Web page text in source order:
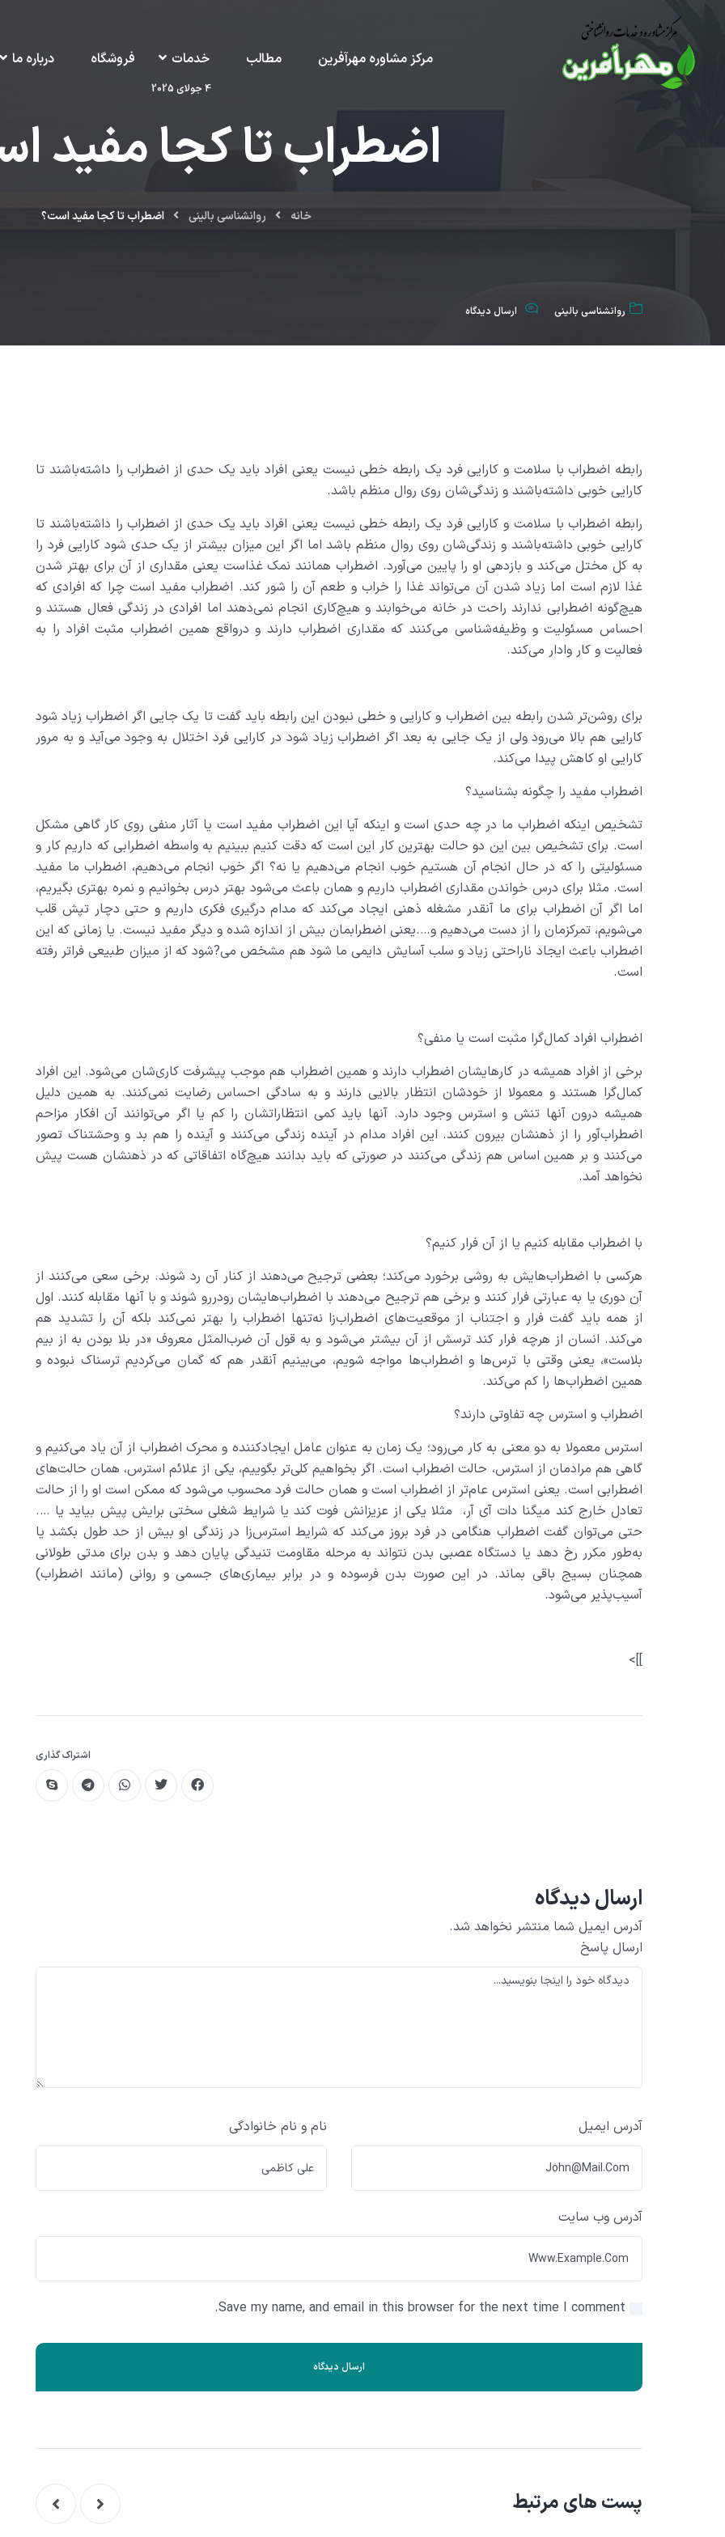
مرکز مشاوره مهرآفرین مطالب خدمات فروشگاه درباره ما
4 جولای 2025
اضطراب تا کجا مفيد
خانه روانشناسی بالینی اضطراب تا کجا مفيد است؟
روانشناسی بالینی ارسال دیدگاه
رابطه اضطراب با سلامت و کارايي فرد يک رابطه خطي نيست يعني افراد بايد يک حدي از اضطراب را داشته‌باشند تا
کارايي خوبي داشته‌باشند و زندگي‌شان روي روال منظم باشد.
رابطه اضطراب با سلامت و کارايي فرد يک رابطه خطي نيست يعني افراد بايد يک حدي از اضطراب را داشته‌باشند تا
کارايي خوبي داشته‌باشند و زندگي‌شان روي روال منظم باشد اما اگر اين ميزان بيشتر از يک حدي شود کارايي فرد را
به کل مختل مي‌کند و بازدهي او را پايين مي‌آورد.‌ اضطراب همانند نمک غذاست يعني مقداري از آن براي بهتر شدن
غذا لازم است اما زياد شدن آن مي‌تواند غذا را خراب و طعم آن را شور کند. اضطراب مفيد است چرا که افرادي که
هيچ‌گونه اضطرابي ندارند راحت در خانه مي‌خوابند و هيچ‌کاري انجام نمي‌دهند اما افرادي در زندگي فعال هستند و
احساس مسئوليت و وظيفه‌شناسي مي‌کنند که مقداري اضطراب دارند و درواقع همين اضطراب مثبت افراد را به
فعاليت و کار وادار مي‌کند.
براي روشن‌تر شدن رابطه بين اضطراب و کارايي و خطي نبودن اين رابطه بايد گفت تا يک جايي اگر اضطراب زياد شود
کارايي هم بالا مي‌رود ولي از يک جايي به بعد اگر اضطراب زياد شود در کارايي فرد اختلال به وجود مي‌آيد و به مرور
کارايي او کاهش پيدا مي‌کند.
اضطراب مفيد را چگونه بشناسيد؟
تشخيص اينکه اضطراب ما در چه حدي است و اينکه آيا اين اضطراب مفيد است يا آثار منفي روي کار گاهي مشکل
است. براي تشخيص بين اين دو حالت بهترين کار اين است که دقت کنيم ببينيم به واسطه اضطرابي که داريم کار و
مسئوليتي را که در حال انجام آن هستيم خوب انجام مي‌دهيم يا نه؟ اگر خوب انجام مي‌دهيم، اضطراب ما مفيد
است. مثلا براي درس خواندن مقداري اضطراب داريم و همان باعث مي‌شود بهتر درس بخوانيم و نمره بهتري بگيريم،
اما اگر آن اضطراب براي ما آنقدر مشغله ذهني ايجاد مي‌کند که مدام درگيري فکري داريم و حتي دچار تپش قلب
مي‌شويم، تمرکزمان را از دست مي‌دهيم و….يعني اضطرابمان بيش از اندازه شده و ديگر مفيد نيست. يا زماني که اين
اضطراب باعث ايجاد ناراحتي زياد و سلب آسايش دايمي ما شود هم مشخص مي?شود که از ميزان طبيعي فراتر رفته
است.
اضطراب افراد کمال‌گرا مثبت است يا منفي؟
برخي از افراد هميشه در کارهايشان اضطراب دارند و همين اضطراب هم موجب پيشرفت کاري‌شان مي‌شود. اين افراد
کمال‌گرا هستند و معمولا از خودشان انتظار بالايي دارند و به سادگي احساس رضايت نمي‌کنند. به همين دليل
هميشه درون آنها تنش و استرس وجود دارد. آنها بايد کمي انتظاراتشان را کم يا اگر مي‌توانند آن افکار مزاحم
اضطراب‌آور را از ذهنشان بيرون کنند. اين افراد مدام در آينده زندگي مي‌کنند و آينده را هم بد و وحشتناک تصور
مي‌کنند و بر همين اساس هم زندگي مي‌کنند در صورتي که بايد بدانند هيچ‌گاه اتفاقاتي که در ذهنشان هست پيش
نخواهد آمد.
با اضطراب مقابله کنيم يا از آن فرار کنيم؟
هرکسي با اضطراب‌هايش به روشي برخورد مي‌کند؛ بعضي ترجيح مي‌دهند از کنار آن رد شوند. برخي سعي مي‌کنند از
آن دوري يا به عبارتي فرار کنند و برخي هم ترجيح مي‌دهند با اضطراب‌هايشان رودررو شوند و با آنها مقابله کنند. اول
از همه بايد گفت فرار و اجتناب از موقعيت‌هاي اضطراب‌زا نه‌تنها اضطراب را بهتر نمي‌کند بلکه آن را تشديد هم
مي‌کند. انسان از هرچه فرار کند ترسش از آن بيشتر مي‌شود و به قول آن ضرب‌المثل معروف «در بلا بودن به از بيم
بلاست»، يعني وقتي با ترس‌ها و اضطراب‌ها مواجه شويم، مي‌بينيم آنقدر هم که گمان مي‌کرديم ترسناک نبوده و
همين اضطراب‌ها را کم مي‌کند.
اضطراب و استرس چه تفاوتي دارند؟
استرس معمولا به دو معني به کار مي‌رود؛ يک زمان به عنوان عامل ايجادکننده و محرک اضطراب از آن ياد مي‌کنيم و
گاهي هم مرادمان از استرس، حالت اضطراب است. اگر بخواهيم کلي‌تر بگوييم، يکي از علائم استرس، همان حالت‌هاي
اضطرابي است. يعني استرس‌ عام‌تر از اضطراب است و همان حالت فرد محسوب مي‌شود که ممکن است او را از حالت
تعادل خارج کند میگنا دات آی آر، مثلا يکي از عزيزانش فوت کند يا شرايط شغلي سختي برايش پيش بيايد يا ….
حتي مي‌توان گفت اضطراب هنگامي در فرد بروز مي‌کند که شرايط استرس‌زا در زندگي او بيش از حد طول بکشد يا
به‌طور مکرر رخ دهد يا دستگاه عصبي بدن نتواند به مرحله مقاومت تنيدگي پايان دهد و بدن براي مدتي طولاني
همچنان بسيج باقي بماند. در اين صورت بدن فرسوده و در برابر بيماري‌هاي جسمي و رواني (مانند اضطراب)
آسيب‌پذير مي‌شود.
]]>
اشتراک گذاری
ارسال دیدگاه
آدرس ایمیل شما منتشر نخواهد شد.
ارسال پاسخ
نام و نام خانوادگی آدرس ایمیل
آدرس وب سایت
Save my name, and email in this browser for the next time I comment.
پست های مرتبط